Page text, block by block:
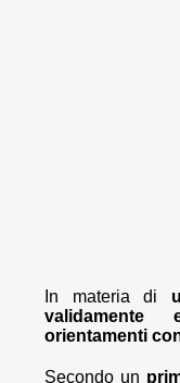
In materia di
validamente
orientamenti
Secondo un